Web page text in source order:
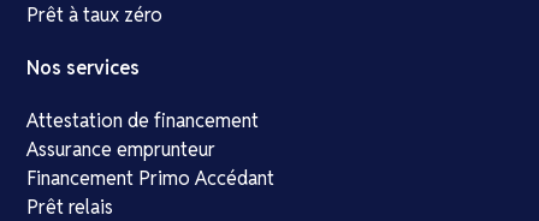
Prêt à taux zéro
Nos services
Attestation de financement
Assurance emprunteur
Financement Primo Accédant
Prêt relais